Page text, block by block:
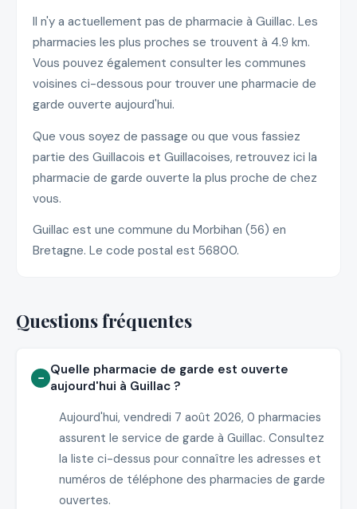
Il n'y a actuellement pas de pharmacie à Guillac. Les
pharmacies les plus proches se trouvent à 4.9 km.
Vous pouvez également consulter les communes
voisines ci-dessous pour trouver une pharmacie de
garde ouverte aujourd'hui.
Que vous soyez de passage ou que vous fassiez
partie des Guillacois et Guillacoises, retrouvez ici la
pharmacie de garde ouverte la plus proche de chez
vous.
Guillac est une commune du Morbihan (56) en
Bretagne. Le code postal est 56800.
Questions fréquentes
Quelle pharmacie de garde est ouverte
aujourd'hui à Guillac ?
Aujourd'hui, vendredi 7 août 2026, 0 pharmacies
assurent le service de garde à Guillac. Consultez
la liste ci-dessus pour connaître les adresses et
numéros de téléphone des pharmacies de garde
ouvertes.